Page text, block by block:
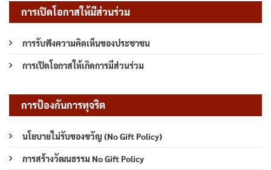
การเปิดโอกาสให้มีส่วนร่วม
การรับฟังความคิดเห็นของประชาชน
การเปิดโอกาสให้เกิดการมีส่วนร่วม
การป้องกันการทุจริต
นโยบายไม่รับของขวัญ (No Gift Policy)
การสร้างวัฒนธรรม No Gift Policy